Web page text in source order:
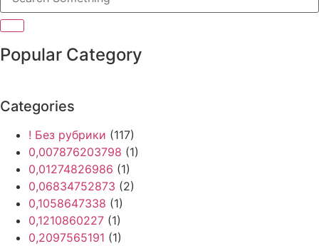
Popular Category
Categories
! Без рубрики (117)
0,007876203798 (1)
0,01274826986 (1)
0,06834752873 (2)
0,1058647338 (1)
0,1210860227 (1)
0,2097565191 (1)